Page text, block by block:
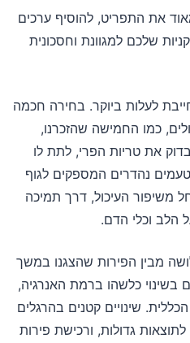
את התפריט, להוסיף ערכים
שלכם למגוונת וחסכונית
לעלות ביוקר. בחירה חכמה
כמו החמישה שהזכרנו,
את טריות הפרי, לתת לו
נהדרים המספקים לגוף
משיפור העיכול, דרך תמיכה
הלב וכלי הדם.
מבין הפירות שהצגנו במשך
כלשהו ברמת האנרגיה,
שינויים קטנים בהרגלים
לתוצאות גדולות, ורכישת פירות